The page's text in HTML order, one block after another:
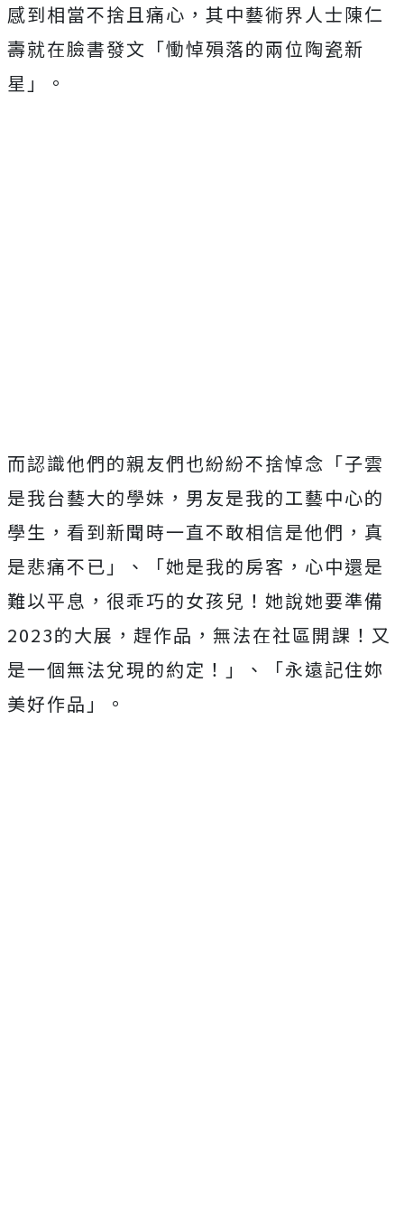
感到相當不捨且痛心，其中藝術界人士陳仁
壽就在臉書發文「慟悼殞落的兩位陶瓷新
星」。
而認識他們的親友們也紛紛不捨悼念「子雲
是我台藝大的學妹，男友是我的工藝中心的
學生，看到新聞時一直不敢相信是他們，真
是悲痛不已」、「她是我的房客，心中還是
難以平息，很乖巧的女孩兒！她說她要準備
2023的大展，趕作品，無法在社區開課！又
是一個無法兌現的約定！」、「永遠記住妳
美好作品」。